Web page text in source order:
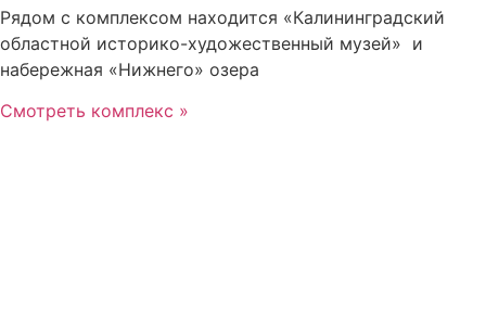
Рядом с комплексом находится «Калининградский
областной историко-художественный музей» и
набережная «Нижнего» озера
Смотреть комплекс »